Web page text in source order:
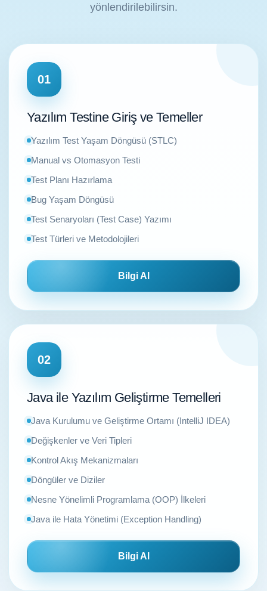
yönlendirilebilirsin.
01
Yazılım Testine Giriş ve Temeller
Yazılım Test Yaşam Döngüsü (STLC)
Manual vs Otomasyon Testi
Test Planı Hazırlama
Bug Yaşam Döngüsü
Test Senaryoları (Test Case) Yazımı
Test Türleri ve Metodolojileri
Bilgi Al
02
Java ile Yazılım Geliştirme Temelleri
Java Kurulumu ve Geliştirme Ortamı (IntelliJ IDEA)
Değişkenler ve Veri Tipleri
Kontrol Akış Mekanizmaları
Döngüler ve Diziler
Nesne Yönelimli Programlama (OOP) İlkeleri
Java ile Hata Yönetimi (Exception Handling)
Bilgi Al